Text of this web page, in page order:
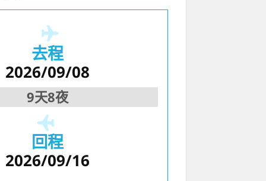
去程
2026/09/08
9天8夜
回程
2026/09/16